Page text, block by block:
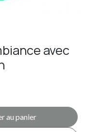
avec
au panier